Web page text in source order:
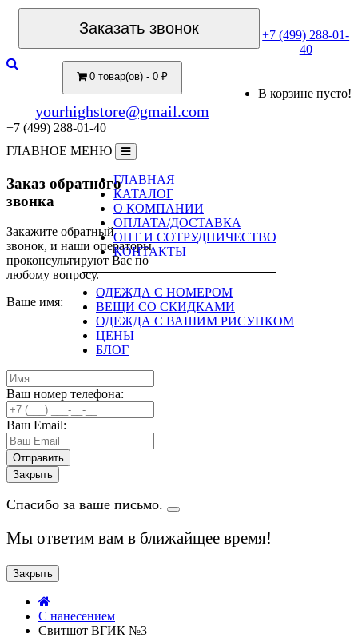
Заказать звонок
+7 (499) 288-01-
40
0 товар(ов) - 0 ₽
В корзине пусто!
yourhighstore@gmail.com
+7 (499) 288-01-40
ГЛАВНОЕ МЕНЮ
ГЛАВНАЯ
КАТАЛОГ
О КОМПАНИИ
ОПЛАТА/ДОСТАВКА
ОПТ И СОТРУДНИЧЕСТВО
КОНТАКТЫ
ОДЕЖДА С НОМЕРОМ
ВЕЩИ СО СКИДКАМИ
ОДЕЖДА С ВАШИМ РИСУНКОМ
ЦЕНЫ
БЛОГ
Заказ обратного
звонка
Закажите обратный
звонок, и наши операторы
проконсультируют Вас по
любому вопросу.
Ваше имя:
Ваш номер телефона:
Ваш Email:
Закрыть
Спасибо за ваше письмо.
Мы ответим вам в ближайщее время!
Закрыть
C нанесением
Свитшот ВГИК №3